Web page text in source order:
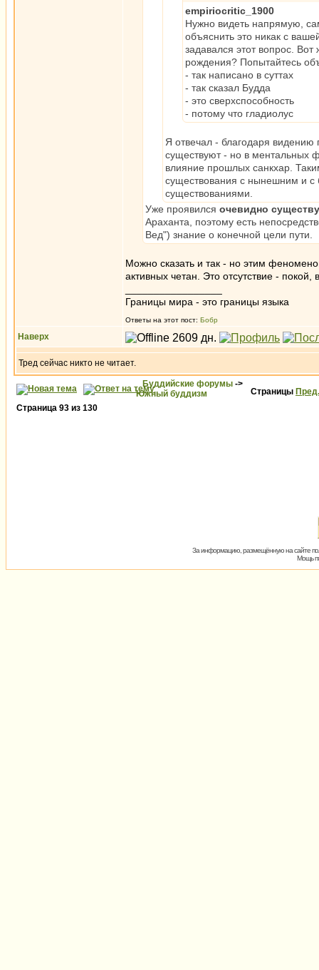
empiriocritic_1900
Нужно видеть напрямую,
объяснить это никак с
задавался этот вопрос.
рождения? Попытайтесь
- так написано в суттах
- так сказал Будда
- это сверхспособность
- потому что гладиолус
Я отвечал - благодаря
существуют - но в ментальных
влияние прошлых санкхар.
существования с нынешним и
существованиями.
Уже проявился очевидно
Араханта, поэтому есть
Вед") знание о конечной цели пути.
Можно сказать и так - но этим
активных четан. Это отсутствие -
Границы мира - это границы языка
Ответы на этот пост: Бобр
Наверх
Тред сейчас никто не читает.
Буддийские форумы ->
Южный буддизм
Страницы Пред.
Страница 93 из 130
За информацию, размещённую на сайте
Мощь